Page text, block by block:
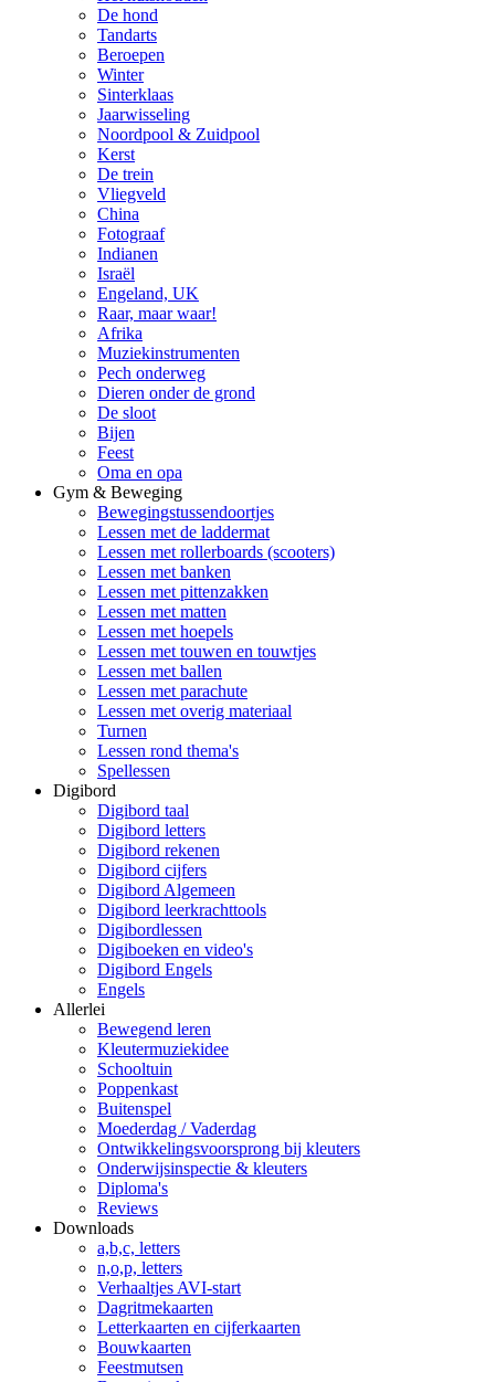
De hond
Tandarts
Beroepen
Winter
Sinterklaas
Jaarwisseling
Noordpool & Zuidpool
Kerst
De trein
Vliegveld
China
Fotograaf
Indianen
Israël
Engeland, UK
Raar, maar waar!
Afrika
Muziekinstrumenten
Pech onderweg
Dieren onder de grond
De sloot
Bijen
Feest
Oma en opa
Gym & Beweging
Bewegingstussendoortjes
Lessen met de laddermat
Lessen met rollerboards (scooters)
Lessen met banken
Lessen met pittenzakken
Lessen met matten
Lessen met hoepels
Lessen met touwen en touwtjes
Lessen met ballen
Lessen met parachute
Lessen met overig materiaal
Turnen
Lessen rond thema's
Spellessen
Digibord
Digibord taal
Digibord letters
Digibord rekenen
Digibord cijfers
Digibord Algemeen
Digibord leerkrachttools
Digibordlessen
Digiboeken en video's
Digibord Engels
Engels
Allerlei
Bewegend leren
Kleutermuziekidee
Schooltuin
Poppenkast
Buitenspel
Moederdag / Vaderdag
Ontwikkelingsvoorsprong bij kleuters
Onderwijsinspectie & kleuters
Diploma's
Reviews
Downloads
a,b,c, letters
n,o,p, letters
Verhaaltjes AVI-start
Dagritmekaarten
Letterkaarten en cijferkaarten
Bouwkaarten
Feestmutsen